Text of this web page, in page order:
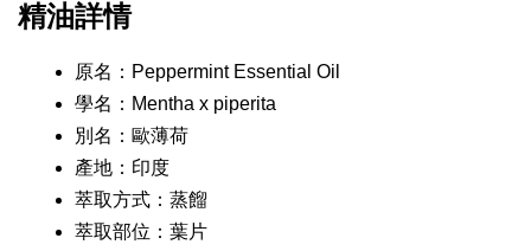
精油詳情
原名：Peppermint Essential Oil
學名：Mentha x piperita
別名：歐薄荷
產地：印度
萃取方式：蒸餾
萃取部位：葉片